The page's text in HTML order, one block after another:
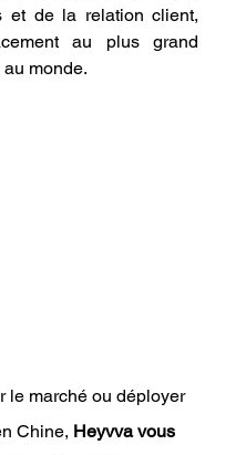
et de la relation client,
au plus grand
monde.
le marché ou déployer
Chine, Heyvva vous